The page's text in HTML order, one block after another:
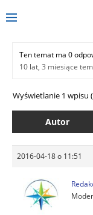
Ten temat ma 0
10 lat, 3 miesiące
Wyświetlanie 1 wpisu
Autor
2016-04-18 o 11:51